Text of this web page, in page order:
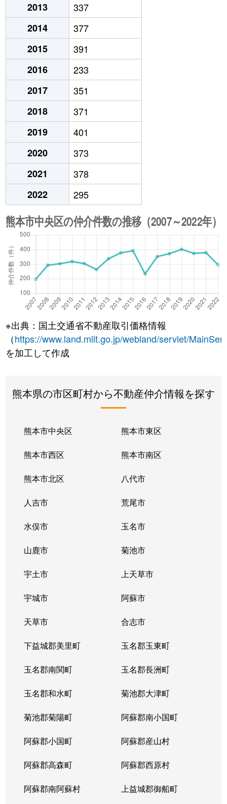
2013
337
2014
377
2015
391
2016
233
2017
351
2018
371
2019
401
2020
373
2021
378
2022
295
※出典：国土交通省不動産取引価格情報
（https://www.land.mlit.go.jp/webland/servlet/
を加工して作成
熊本県の市区町村から不動産仲介情報を探す
熊本市中央区 熊本市東区
熊本市西区 熊本市南区
熊本市北区 八代市
人吉市 荒尾市
水俣市 玉名市
山鹿市 菊池市
宇土市 上天草市
宇城市 阿蘇市
天草市 合志市
下益城郡美里町 玉名郡玉東町
玉名郡南関町 玉名郡長洲町
玉名郡和水町 菊池郡大津町
菊池郡菊陽町 阿蘇郡南小国町
阿蘇郡小国町 阿蘇郡産山村
阿蘇郡高森町 阿蘇郡西原村
阿蘇郡南阿蘇村 上益城郡御船町